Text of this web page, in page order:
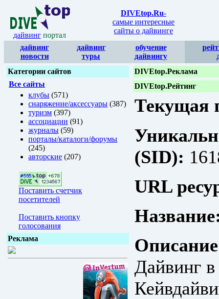
дайвинг портал
DIVEtop.Ru-
самые интересные
сайты о дайвинге
дайвинг
новости
дайвинг
туры
обучение
дайвингу
Категории сайтов
Все сайты
клубы (571)
снаряжение/аксессуары (387)
туризм (397)
ассоциации (91)
журналы (59)
порталы/каталоги/форумы
(245)
авторские (207)
Поставить счетчик
посетителей
Поставить кнопку
голосования
Реклама
DIVEtop.Реклама
DIVEtop.Рейтинг
Текущая
(SID):
URL
Дайвинг